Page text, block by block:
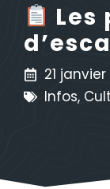
Les
21 janvier
Infos,